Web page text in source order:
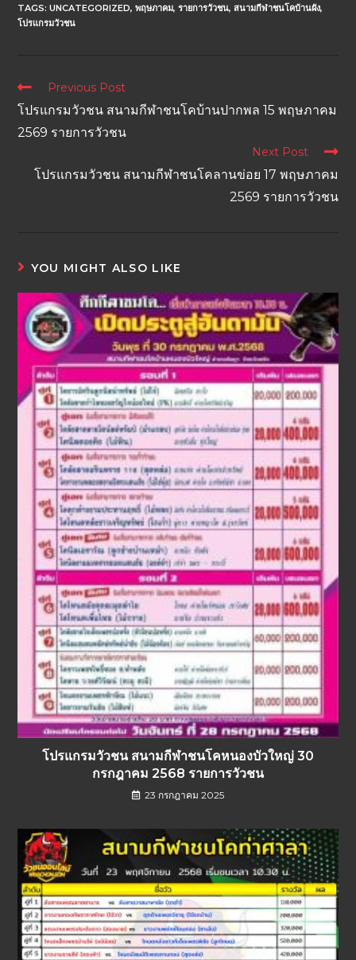
TAGS:UNCATEGORIZED, พฤษภาคม, รายการวัวชน, สนามกีฬาชนโคบ้านผัง,
โปรแกรมวัวชน
Previous Post
โปรแกรมวัวชน สนามกีฬาชนโคบ้านปากพล 15 พฤษภาคม
2569 รายการวัวชน
Next Post
โปรแกรมวัวชน สนามกีฬาชนโคลานข่อย 17 พฤษภาคม
2569 รายการวัวชน
YOU MIGHT ALSO LIKE
โปรแกรมวัวชน สนามกีฬาชนโคหนองบัวใหญ่ 30
กรกฎาคม 2568 รายการวัวชน
23 กรกฎาคม 2025